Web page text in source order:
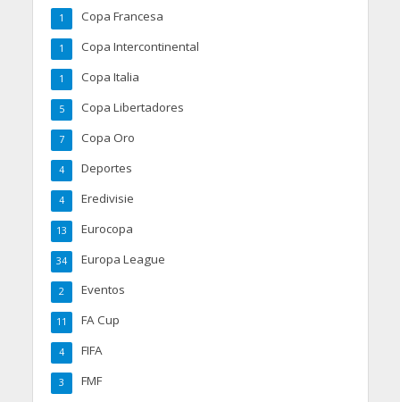
Copa Francesa
1
Copa Intercontinental
1
Copa Italia
1
Copa Libertadores
5
Copa Oro
7
Deportes
4
Eredivisie
4
Eurocopa
13
Europa League
34
Eventos
2
FA Cup
11
FIFA
4
FMF
3